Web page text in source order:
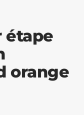
étape
orange